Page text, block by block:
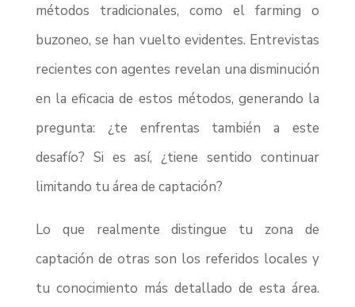
métodos tradicionales, como el farming o
buzoneo, se han vuelto evidentes. Entrevistas
recientes con agentes revelan una disminución
en la eficacia de estos métodos, generando la
pregunta: ¿te enfrentas también a este
desafío? Si es así, ¿tiene sentido continuar
limitando tu área de captación?
Lo que realmente distingue tu zona de
captación de otras son los referidos locales y
tu conocimiento más detallado de esta área.